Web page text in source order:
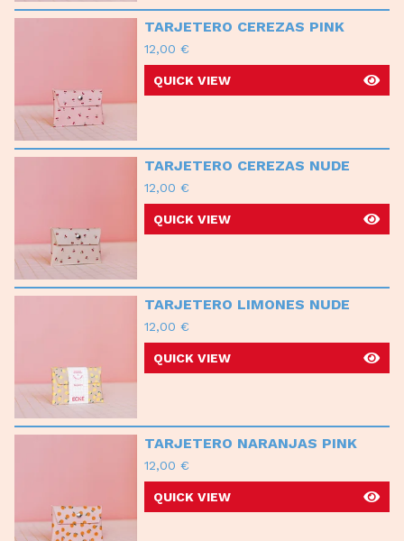
TARJETERO CEREZAS PINK
12,00 €
QUICK VIEW
TARJETERO CEREZAS NUDE
12,00 €
QUICK VIEW
TARJETERO LIMONES NUDE
12,00 €
QUICK VIEW
TARJETERO NARANJAS PINK
12,00 €
QUICK VIEW